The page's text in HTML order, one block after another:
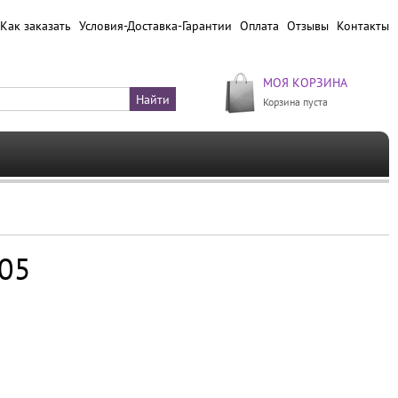
Как заказать Условия-Доставка-Гарантии Оплата Отзывы Контакты
МОЯ КОРЗИНА
Корзина пуста